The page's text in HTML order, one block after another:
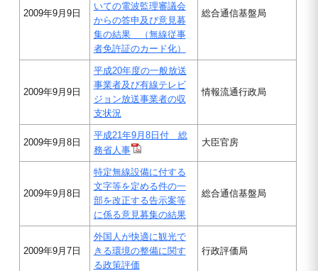
2009年9月9日
いての電波監理審議会
からの答申及び意見募
集の結果 （無線従事
者免許証のカード化）
総合通信基盤局
2009年9月9日
平成20年度の一般放送
事業者及び有線テレビ
ジョン放送事業者の収
支状況
情報流通行政局
2009年9月8日
平成21年9月8日付 総
務省人事
大臣官房
2009年9月8日
特定無線設備に付する
文字等を定める件の一
部を改正する告示案等
に係る意見募集の結果
総合通信基盤局
2009年9月7日
外国人が快適に観光で
きる環境の整備に関す
る政策評価
行政評価局